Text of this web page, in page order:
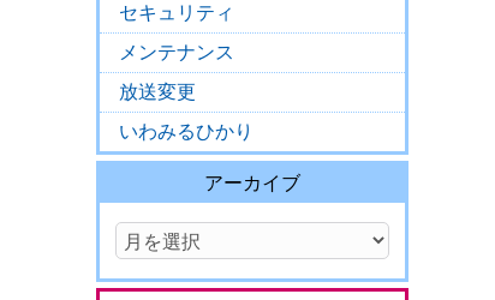
セキュリティ
メンテナンス
放送変更
いわみるひかり
アーカイブ